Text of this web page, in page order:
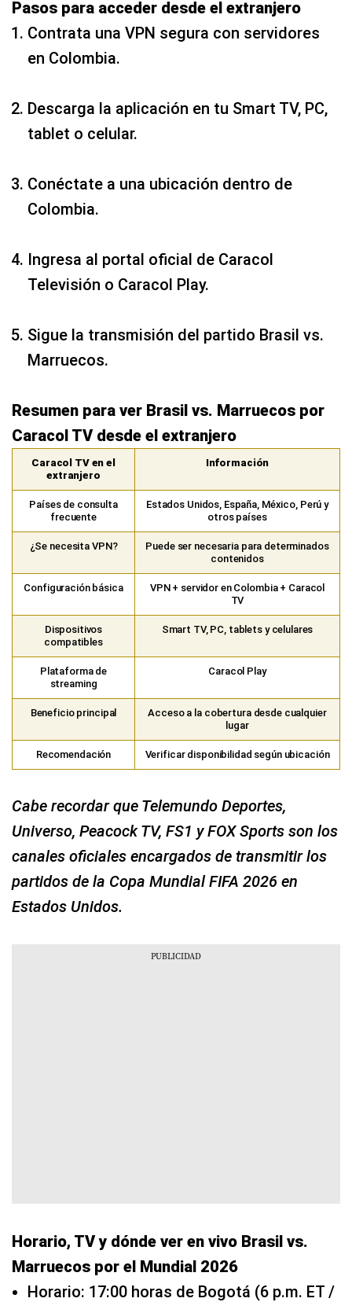
Pasos para acceder desde el extranjero
Contrata una VPN segura con servidores
en Colombia.
Descarga la aplicación en tu Smart TV, PC,
tablet o celular.
Conéctate a una ubicación dentro de
Colombia.
Ingresa al portal oficial de Caracol
Televisión o Caracol Play.
Sigue la transmisión del partido Brasil vs.
Marruecos.
Resumen para ver Brasil vs. Marruecos por
Caracol TV desde el extranjero
Caracol TV en el
extranjero
Información
Países de consulta
frecuente
Estados Unidos, España, México, Perú y
otros países
¿Se necesita VPN?
Puede ser necesaria para determinados
contenidos
Configuración básica
VPN + servidor en Colombia + Caracol
TV
Dispositivos
compatibles
Smart TV, PC, tablets y celulares
Plataforma de
streaming
Caracol Play
Beneficio principal
Acceso a la cobertura desde cualquier
lugar
Recomendación Verificar disponibilidad según ubicación
Cabe recordar que Telemundo Deportes,
Universo, Peacock TV, FS1 y FOX Sports son los
canales oficiales encargados de transmitir los
partidos de la Copa Mundial FIFA 2026 en
Estados Unidos.
Horario, TV y dónde ver en vivo Brasil vs.
Marruecos por el Mundial 2026
Horario: 17:00 horas de Bogotá (6 p.m. ET /